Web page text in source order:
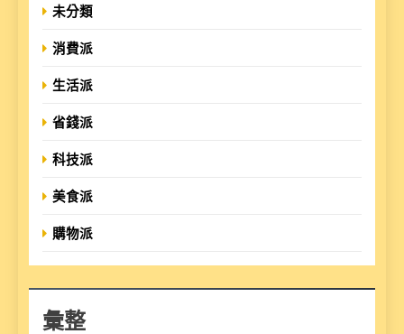
未分類
消費派
生活派
省錢派
科技派
美食派
購物派
彙整